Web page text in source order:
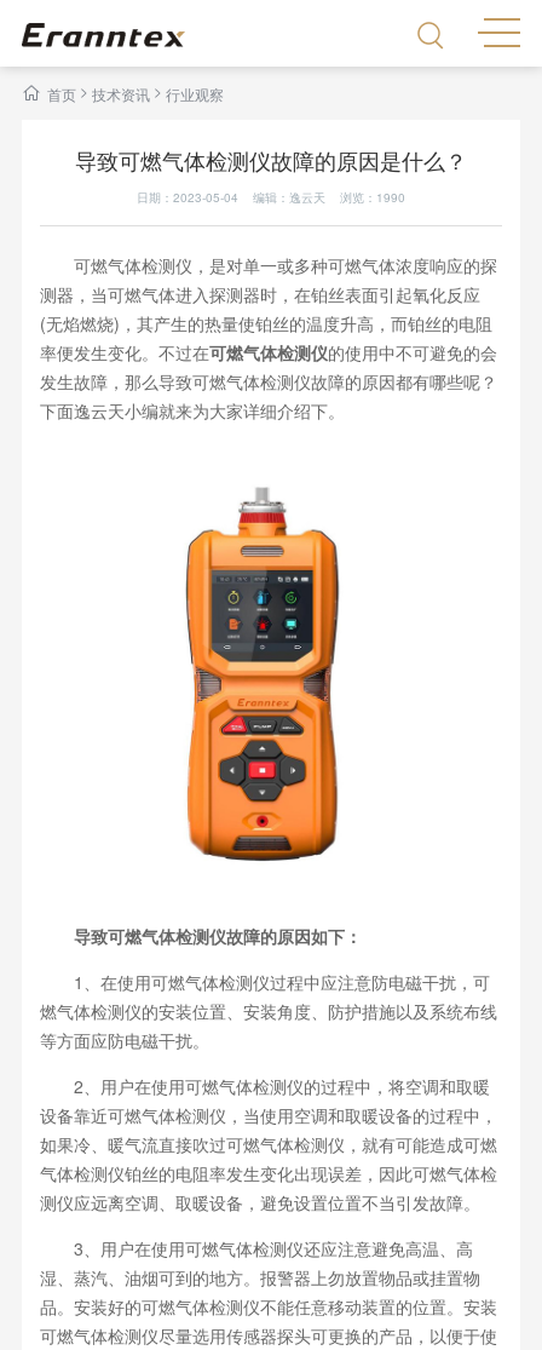
首页> 技术资讯 > 行业观察
导致可燃气体检测仪故障的原因是什么？
日期：2023-05-04 编辑：逸云天 浏览： 1990
可燃气体检测仪，是对单一或多种可燃气体浓度响应的探
测器，当可燃气体进入探测器时，在铂丝表面引起氧化反应
(无焰燃烧)，其产生的热量使铂丝的温度升高，而铂丝的电阻
率便发生变化。不过在可燃气体检测仪的使用中不可避免的会
发生故障，那么导致可燃气体检测仪故障的原因都有哪些呢？
下面逸云天小编就来为大家详细介绍下。
导致可燃气体检测仪故障的原因如下：
1、在使用可燃气体检测仪过程中应注意防电磁干扰，可
燃气体检测仪的安装位置、安装角度、防护措施以及系统布线
等方面应防电磁干扰。
2、用户在使用可燃气体检测仪的过程中，将空调和取暖
设备靠近可燃气体检测仪，当使用空调和取暖设备的过程中，
如果冷、暖气流直接吹过可燃气体检测仪，就有可能造成可燃
气体检测仪铂丝的电阻率发生变化出现误差，因此可燃气体检
测仪应远离空调、取暖设备，避免设置位置不当引发故障。
3、用户在使用可燃气体检测仪还应注意避免高温、高
湿、蒸汽、油烟可到的地方。报警器上勿放置物品或挂置物
品。安装好的可燃气体检测仪不能任意移动装置的位置。安装
可燃气体检测仪尽量选用传感器探头可更换的产品，以便于使